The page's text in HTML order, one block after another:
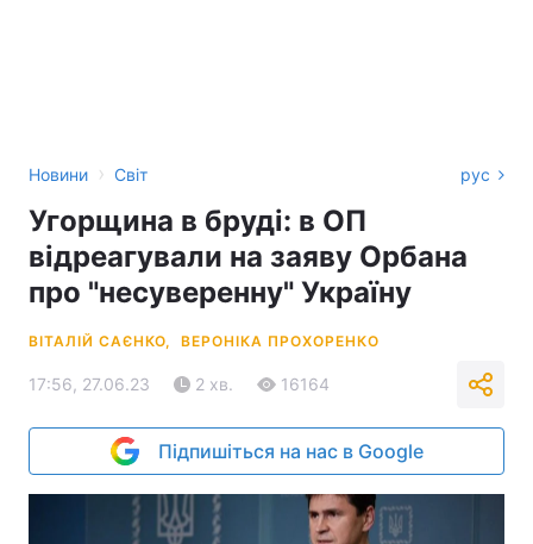
Новини › Світ рус
Угорщина в бруді: в ОП
відреагували на заяву Орбана
про "несуверенну" Україну
ВІТАЛІЙ САЄНКО, ВЕРОНІКА ПРОХОРЕНКО
17:56, 27.06.23 2 хв. 16164
Підпишіться на нас в Google